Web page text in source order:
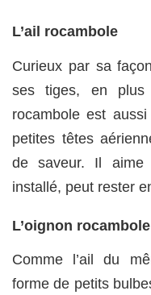
L’ail rocambole
Curieux par sa
ses tiges, en plus
rocambole est
petites têtes
de saveur. Il
installé, peut rester
L’oignon rocambole
Comme l’ail du
forme de petits